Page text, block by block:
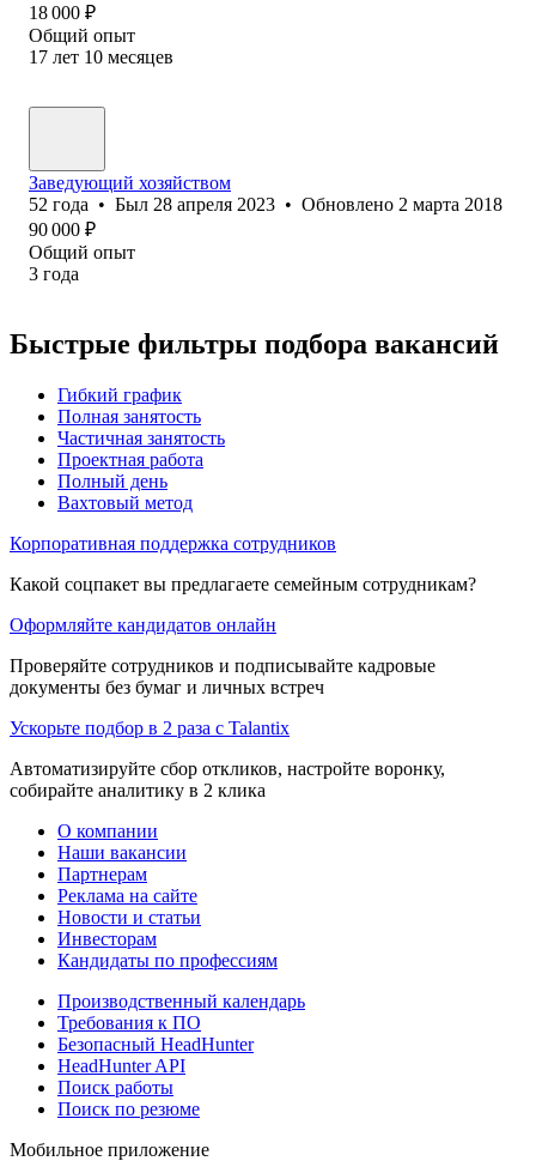
18 000 ₽
Общий опыт
17 лет 10 месяцев
Заведующий хозяйством
52 года • Был 28 апреля 2023 • Обновлено 2 марта 2018
90 000 ₽
Общий опыт
3 года
Быстрые фильтры подбора вакансий
Гибкий график
Полная занятость
Частичная занятость
Проектная работа
Полный день
Вахтовый метод
Корпоративная поддержка сотрудников
Какой соцпакет вы предлагаете семейным сотрудникам?
Оформляйте кандидатов онлайн
Проверяйте сотрудников и подписывайте кадровые
документы без бумаг и личных встреч
Ускорьте подбор в 2 раза с Talantix
Автоматизируйте сбор откликов, настройте воронку,
собирайте аналитику в 2 клика
О компании
Наши вакансии
Партнерам
Реклама на сайте
Новости и статьи
Инвесторам
Кандидаты по профессиям
Производственный календарь
Требования к ПО
Безопасный HeadHunter
HeadHunter API
Поиск работы
Поиск по резюме
Мобильное приложение